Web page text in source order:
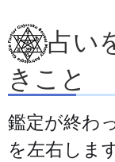
占い
きこと
鑑定が終わ
を左右しま